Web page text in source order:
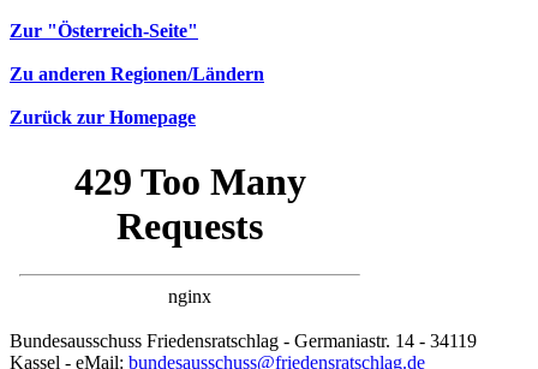
Zur "Österreich-Seite"
Zu anderen Regionen/Ländern
Zurück zur Homepage
Bundesausschuss Friedensratschlag - Germaniastr. 14 - 34119
Kassel - eMail: bundesausschuss@friedensratschlag.de